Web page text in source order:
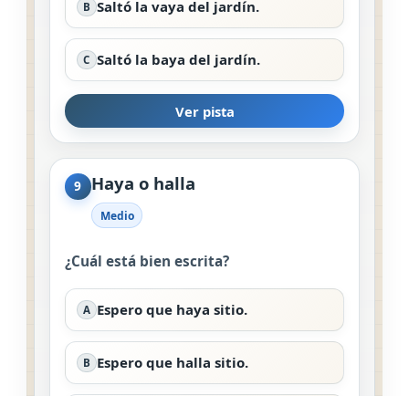
B Saltó la vaya del jardín.
C Saltó la baya del jardín.
Ver pista
9 Haya o halla
Medio
¿Cuál está bien escrita?
A Espero que haya sitio.
B Espero que halla sitio.